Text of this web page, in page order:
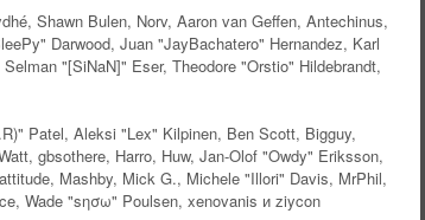
Shawn Bulen, Norv, Aaron van Geffen, Antechinus,
Darwood, Juan "JayBachatero" Hernandez, Karl
"[SiNaN]" Eser, Theodore "Orstio" Hildebrandt,
Patel, Aleksi "Lex" Kilpinen, Ben Scott, Bigguy,
gbsothere, Harro, Huw, Jan-Olof "Owdy" Eriksson,
Mashby, Mick G., Michele "Illori" Davis, MrPhil,
Wade "sησω" Poulsen, xenovanis и ziycon